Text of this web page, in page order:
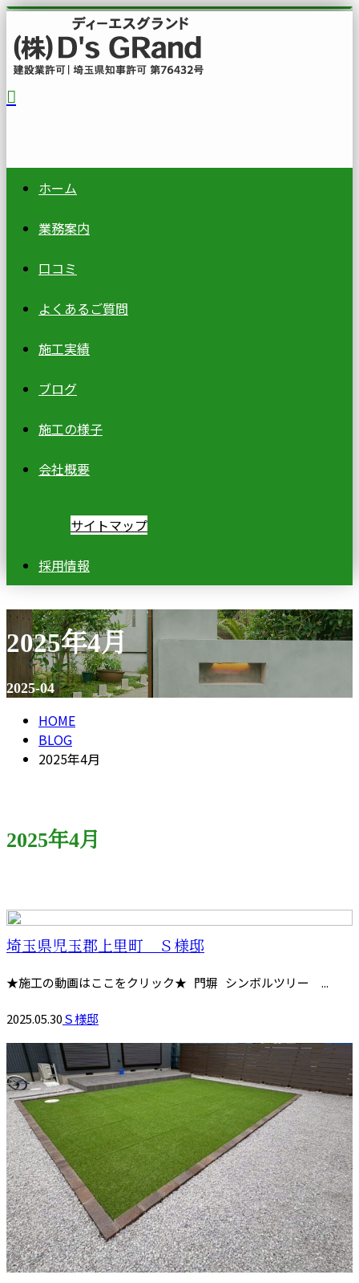
ホーム
業務案内
口コミ
よくあるご質問
施工実績
ブログ
施工の様子
会社概要
サイトマップ
採用情報
2025年4月
2025-04
HOME
BLOG
2025年4月
2025年4月
埼玉県児玉郡上里町 Ｓ様邸
★施工の動画はここをクリック★ 門塀 シンボルツリー ...
2025.05.30Ｓ様邸